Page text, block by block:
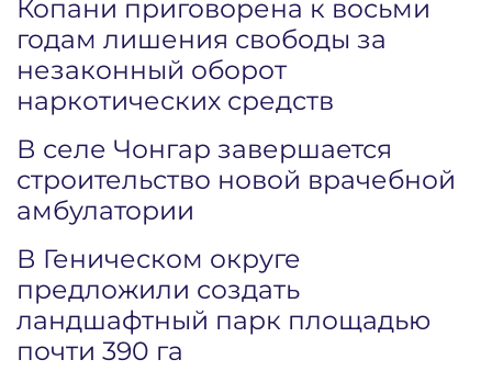
Копани приговорена к восьми
годам лишения свободы за
незаконный оборот
наркотических средств
В селе Чонгар завершается
строительство новой врачебной
амбулатории
В Геническом округе
предложили создать
ландшафтный парк площадью
почти 390 га